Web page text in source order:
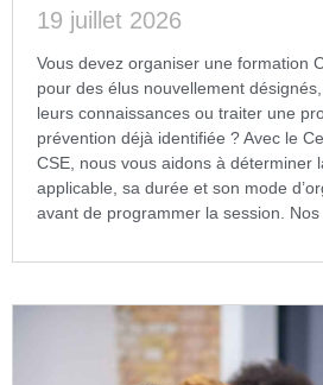
19 juillet 2026
Vous devez organiser une formation
pour des élus nouvellement
leurs connaissances ou traiter une
prévention déjà identifiée ? Avec le
CSE, nous vous aidons à déterminer
applicable, sa durée et son mode
avant de programmer la session. Nos